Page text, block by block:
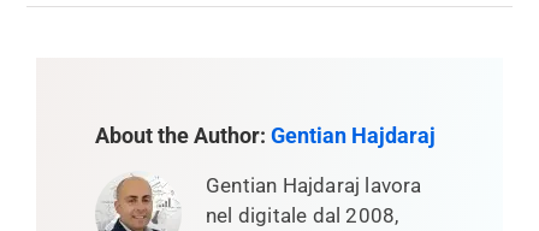
About the Author: Gentian Hajdaraj
Gentian Hajdaraj lavora
nel digitale dal 2008,